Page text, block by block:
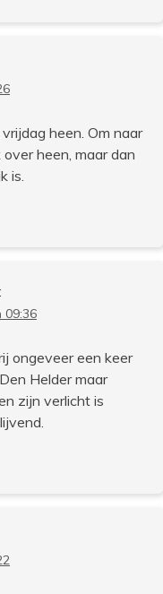
heen. Om naar
heen, maar dan
is.
09:36
ongeveer een keer
Helder maar
zijn verlicht is